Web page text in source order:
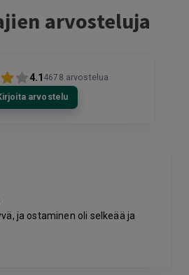
arvosteluja
4.1 4678 arvostelua
arvostelu
ja ostaminen oli selkeää ja